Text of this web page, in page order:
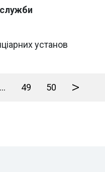
служби
установ
... 49 50 >